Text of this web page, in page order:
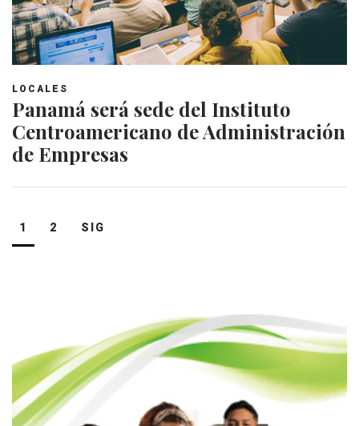
LOCALES
Panamá será sede del Instituto
Centroamericano de Administración
de Empresas
Navegación
de
1 2 SIG